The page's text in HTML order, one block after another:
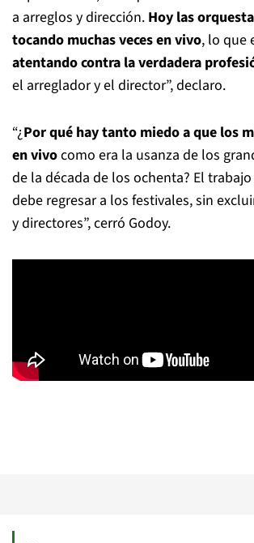
a arreglos y dirección. Hoy las
tocando muchas veces en vivo, lo que
atentando contra la verdadera
el arreglador y el director”, declaro.
“¿Por qué hay tanto miedo a que los
en vivocomo era la usanza de los
de la década de los ochenta? El
debe regresar a los festivales, sin
y directores”, cerró Godoy.